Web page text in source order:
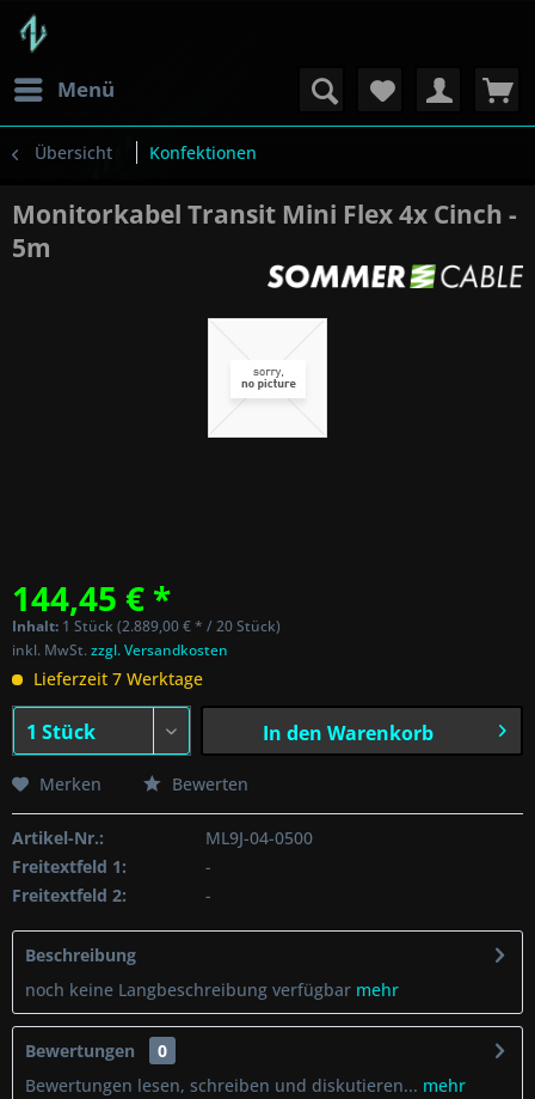
Menü
Übersicht Konfektionen
Monitorkabel Transit Mini Flex 4x Cinch -
5m
144,45 € *
Inhalt: 1 Stück (2.889,00 € * / 20 Stück)
inkl. MwSt.zzgl. Versandkosten
Lieferzeit 7 Werktage
In den Warenkorb
Merken Bewerten
Artikel-Nr.:
ML9J-04-0500
Freitextfeld 1:
-
Freitextfeld 2:
-
Beschreibung
noch keine Langbeschreibung verfügbar mehr
Bewertungen
0
Bewertungen lesen, schreiben und diskutieren... mehr